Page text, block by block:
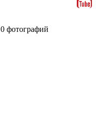
0 фотографий